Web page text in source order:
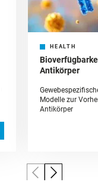
HEALTH
Antikörper
Modelle zur
Antikörper